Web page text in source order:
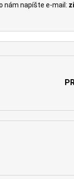
nám napíšte e-mail: